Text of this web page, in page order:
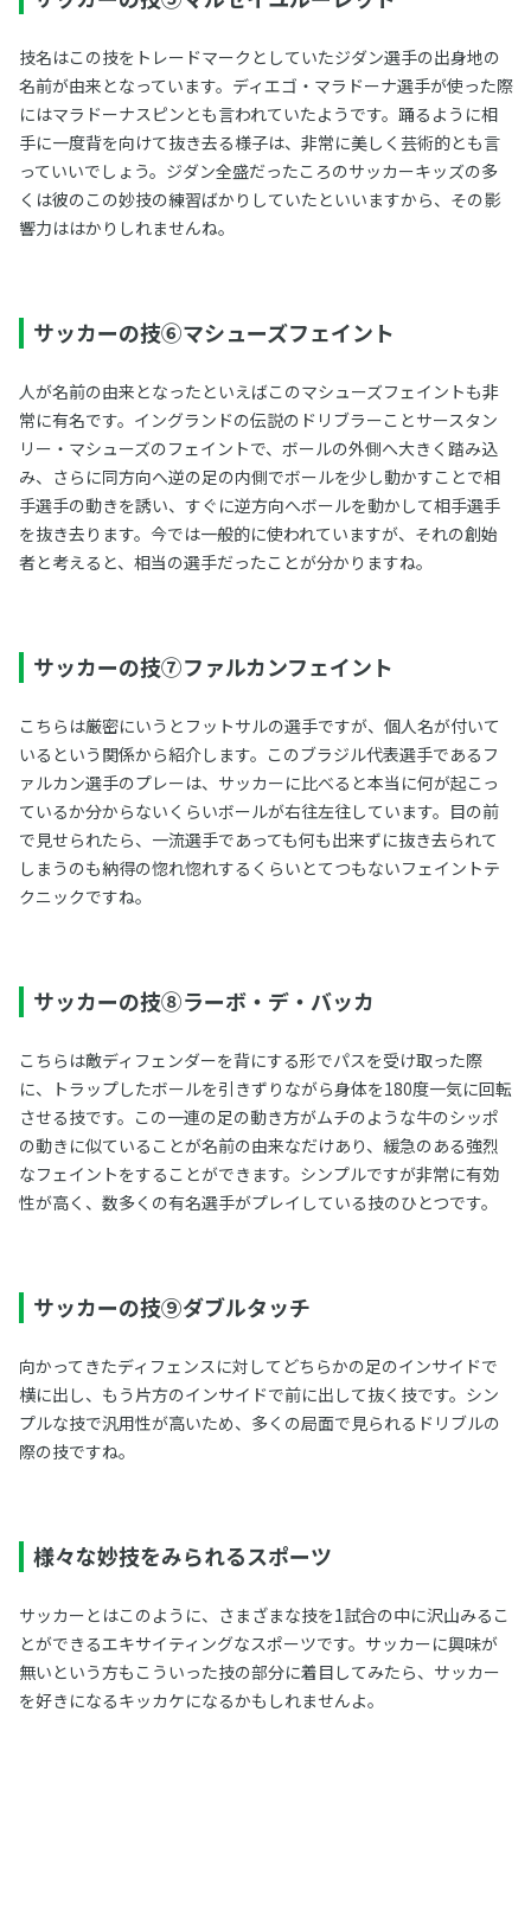
技名はこの技をトレードマークとしていたジダン選手の出身地の
名前が由来となっています。ディエゴ・マラドーナ選手が使った際
にはマラドーナスピンとも言われていたようです。踊るように相
手に一度背を向けて抜き去る様子は、非常に美しく芸術的とも言
っていいでしょう。ジダン全盛だったころのサッカーキッズの多
くは彼のこの妙技の練習ばかりしていたといいますから、その影
響力ははかりしれませんね。
サッカーの技⑥マシューズフェイント
人が名前の由来となったといえばこのマシューズフェイントも非
常に有名です。イングランドの伝説のドリブラーことサースタン
リー・マシューズのフェイントで、ボールの外側へ大きく踏み込
み、さらに同方向へ逆の足の内側でボールを少し動かすことで相
手選手の動きを誘い、すぐに逆方向へボールを動かして相手選手
を抜き去ります。今では一般的に使われていますが、それの創始
者と考えると、相当の選手だったことが分かりますね。
サッカーの技⑦ファルカンフェイント
こちらは厳密にいうとフットサルの選手ですが、個人名が付いて
いるという関係から紹介します。このブラジル代表選手であるフ
ァルカン選手のプレーは、サッカーに比べると本当に何が起こっ
ているか分からないくらいボールが右往左往しています。目の前
で見せられたら、一流選手であっても何も出来ずに抜き去られて
しまうのも納得の惚れ惚れするくらいとてつもないフェイントテ
クニックですね。
サッカーの技⑧ラーボ・デ・バッカ
こちらは敵ディフェンダーを背にする形でパスを受け取った際
に、トラップしたボールを引きずりながら身体を180度一気に回転
させる技です。この一連の足の動き方がムチのような牛のシッポ
の動きに似ていることが名前の由来なだけあり、緩急のある強烈
なフェイントをすることができます。シンプルですが非常に有効
性が高く、数多くの有名選手がプレイしている技のひとつです。
サッカーの技⑨ダブルタッチ
向かってきたディフェンスに対してどちらかの足のインサイドで
横に出し、もう片方のインサイドで前に出して抜く技です。シン
プルな技で汎用性が高いため、多くの局面で見られるドリブルの
際の技ですね。
様々な妙技をみられるスポーツ
サッカーとはこのように、さまざまな技を1試合の中に沢山みるこ
とができるエキサイティングなスポーツです。サッカーに興味が
無いという方もこういった技の部分に着目してみたら、サッカー
を好きになるキッカケになるかもしれませんよ。